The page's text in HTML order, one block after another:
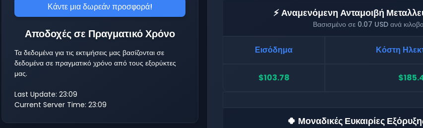
Κάντε μια δωρεάν προσφορά!
Αποδοχές σε Πραγματικό Χρόνο
Τα δεδομένα για τις εκτιμήσεις μας βασίζονται σε
δεδομένα σε πραγματικό χρόνο από τους εξορύκτες
μας.
Last Update: 23:09
Current Server Time: 23:09
⚡ Αναμενόμενη Ανταμοιβή
Βασισμένο σε 0.07 USD ανά
Εισόδημα Κόστη
$103.78
🍀 Μοναδικές Ευκαιρίες